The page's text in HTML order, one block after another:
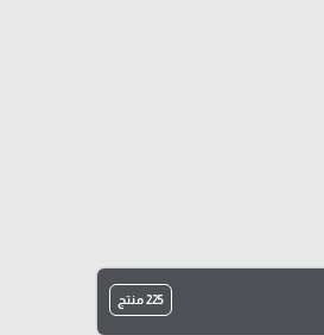
225 منتج